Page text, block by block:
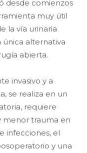
desde comienzos
muy útil
la vía urinaria
única alternativa
abierta.
invasivo y a
se realiza en un
requiere
menor trauma en
infecciones, el
y una